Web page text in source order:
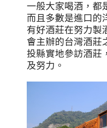
一般大家喝酒，都
而且多數是進口的
有好酒莊在努力製
會主辦的台灣酒莊
投縣實地參訪酒莊
及努力。